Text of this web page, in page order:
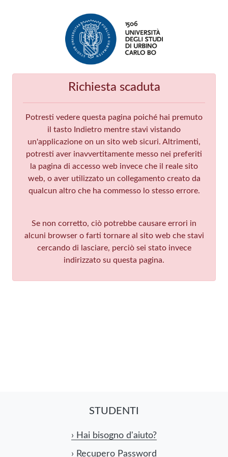
Richiesta scaduta
Potresti vedere questa pagina poiché hai premuto
il tasto Indietro mentre stavi vistando
un'applicazione on un sito web sicuri. Altrimenti,
potresti aver inavvertitamente messo nei preferiti
la pagina di accesso web invece che il reale sito
web, o aver utilizzato un collegamento creato da
qualcun altro che ha commesso lo stesso errore.
Se non corretto, ciò potrebbe causare errori in
alcuni browser o farti tornare al sito web che stavi
cercando di lasciare, perciò sei stato invece
indirizzato su questa pagina.
STUDENTI
› Hai bisogno d'aiuto?
› Recupero Password